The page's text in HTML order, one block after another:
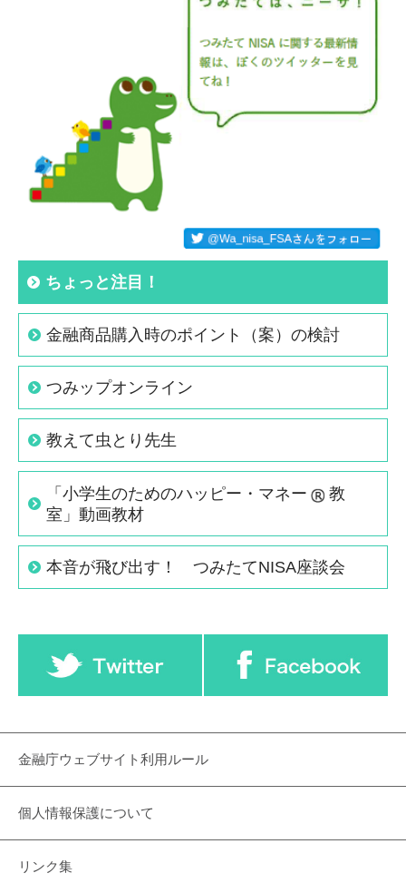
ちょっと注目！
金融商品購入時のポイント（案）の検討
つみップオンライン
教えて虫とり先生
「小学生のためのハッピー・マネー
教
室」動画教材
本音が飛び出す！ つみたてNISA座談会
金融庁ウェブサイト利用ルール
個人情報保護について
リンク集